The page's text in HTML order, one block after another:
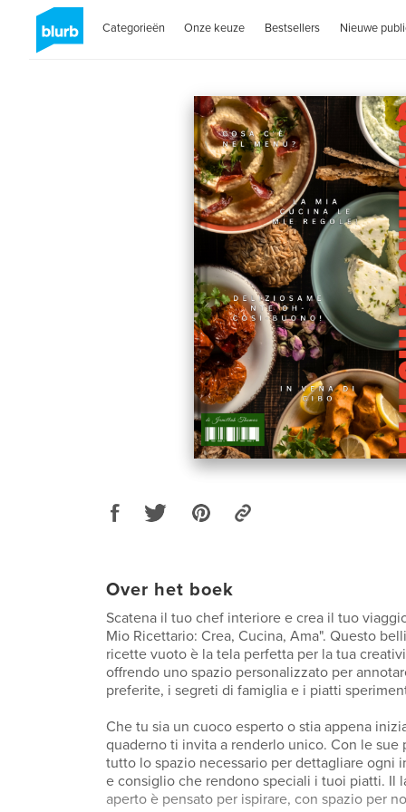
Categorieën Onze keuze Bestsellers Nieuwe
Over het boek
Scatena il tuo chef interiore e crea il tuo
Mio Ricettario: Crea, Cucina, Ama". Questo
ricette vuoto è la tela perfetta per la tua
offrendo uno spazio personalizzato per
preferite, i segreti di famiglia e i piatti
Che tu sia un cuoco esperto o stia appena
quaderno ti invita a renderlo unico. Con le sue
tutto lo spazio necessario per dettagliare ogni
e consiglio che rendono speciali i tuoi piatti. Il
aperto è pensato per ispirare, con spazio per